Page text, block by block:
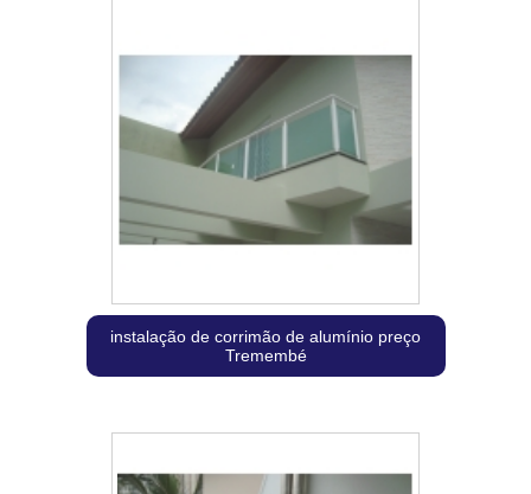
instalação de corrimão de alumínio preço
Tremembé